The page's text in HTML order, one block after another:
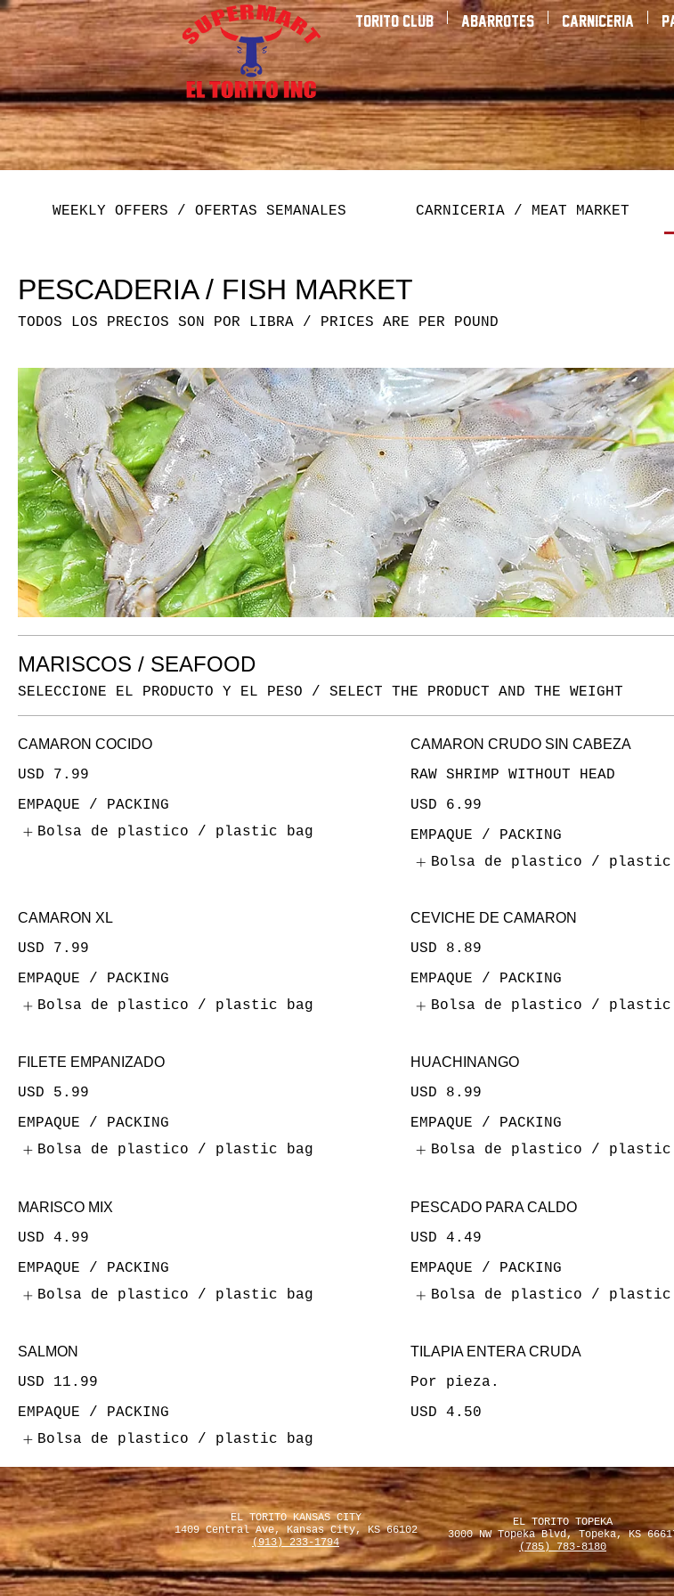
Torito Club Abarrotes Carniceria
WEEKLY OFFERS / OFERTAS SEMANALES CARNICERIA / MEAT MARKET
PESCADERIA / FISH MARKET
TODOS LOS PRECIOS SON POR LIBRA / PRICES ARE PER POUND
MARISCOS / SEAFOOD
SELECCIONE EL PRODUCTO Y EL PESO / SELECT THE PRODUCT AND THE WEIGHT
CAMARON COCIDO
USD 7.99
EMPAQUE / PACKING
Bolsa de plastico / plastic bag
CAMARON CRUDO SIN CABEZA
RAW SHRIMP WITHOUT HEAD
USD 6.99
EMPAQUE / PACKING
Bolsa de plastico / plastic
CAMARON XL
USD 7.99
EMPAQUE / PACKING
Bolsa de plastico / plastic bag
CEVICHE DE CAMARON
USD 8.89
EMPAQUE / PACKING
Bolsa de plastico / plastic
FILETE EMPANIZADO
USD 5.99
EMPAQUE / PACKING
Bolsa de plastico / plastic bag
HUACHINANGO
USD 8.99
EMPAQUE / PACKING
Bolsa de plastico / plastic
MARISCO MIX
USD 4.99
EMPAQUE / PACKING
Bolsa de plastico / plastic bag
PESCADO PARA CALDO
USD 4.49
EMPAQUE / PACKING
Bolsa de plastico / plastic
SALMON
USD 11.99
EMPAQUE / PACKING
Bolsa de plastico / plastic bag
TILAPIA ENTERA CRUDA
Por pieza.
USD 4.50
EL TORITO KANSAS CITY
1409 Central Ave, Kansas City, KS 66102
(913) 233-1794
EL TORITO TOPEKA
3000 NW Topeka Blvd, Topeka, KS
(785) 783-8180